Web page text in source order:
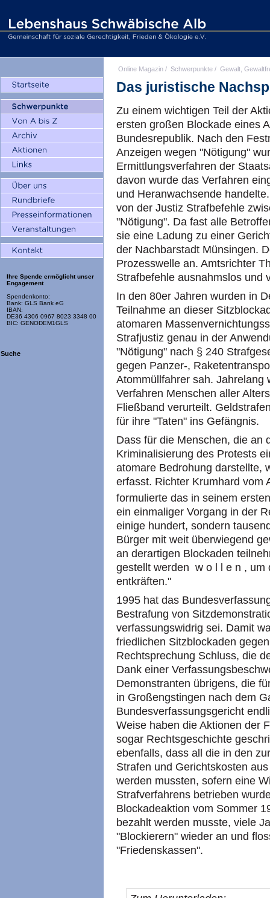
Ihre Spende ermöglicht unser
Engagement
Spendenkonto:
Bank: GLS Bank eG
IBAN:
DE36 4306 0967 8023 3348 00
BIC: GENODEM1GLS
Suche
Online Magazin / Schwerpunkte / Gewalt,
Das juristische
Zu einem wichtigen Teil der
ersten großen Blockade eines
Bundesrepublik. Nach den
Anzeigen wegen "Nötigung"
Ermittlungsverfahren der
davon wurde das Verfahren
und Heranwachsende
von der Justiz Strafbefehle
"Nötigung". Da fast alle
sie eine Ladung zu einer
der Nachbarstadt Münsingen.
Prozesswelle an. Amtsrichter
Strafbefehle ausnahmslos und
In den 80er Jahren wurden in
Teilnahme an dieser
atomaren
Strafjustiz genau in der
"Nötigung" nach § 240
gegen Panzer-,
Atommüllfahrer sah. Jahrelang
Verfahren Menschen aller
Fließband verurteilt.
für ihre "Taten" ins Gefängnis.
Dass für die Menschen, die an
Kriminalisierung des Protests
atomare Bedrohung darstellte,
erfasst. Richter Krumhard vom
formulierte das in seinem
ein einmaliger Vorgang in der
einige hundert, sondern
Bürger mit weit überwiegend
an derartigen Blockaden
gestellt werden w o l l e n , um
entkräften."
1995 hat das
Bestrafung von
verfassungswidrig sei. Damit
friedlichen Sitzblockaden
Rechtsprechung Schluss, die
Dank einer
Demonstranten übrigens, die
in Großengstingen nach dem
Bundesverfassungsgericht
Weise haben die Aktionen der
sogar Rechtsgeschichte
ebenfalls, dass all die in den
Strafen und Gerichtskosten
werden mussten, sofern eine
Strafverfahrens betrieben
Blockadeaktion vom Sommer
bezahlt werden musste, viele
"Blockierern" wieder an und
"Friedenskassen".